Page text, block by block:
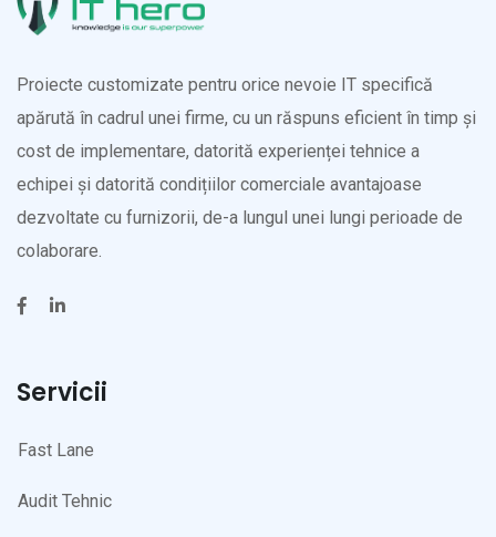
Proiecte customizate pentru orice nevoie IT specifică
apărută în cadrul unei firme, cu un răspuns eficient în timp și
cost de implementare, datorită experienței tehnice a
echipei și datorită condițiilor comerciale avantajoase
dezvoltate cu furnizorii, de-a lungul unei lungi perioade de
colaborare.
Servicii
Fast Lane
Audit Tehnic